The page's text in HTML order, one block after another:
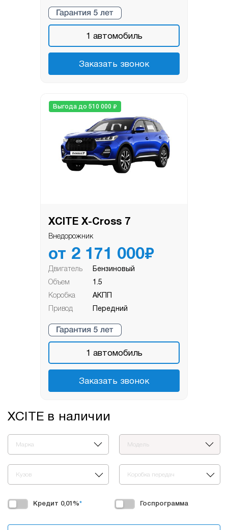
1 автомобиль
Заказать звонок
Выгода до 510 000 ₽
XСITE X-Cross 7
Внедорожник
от 2 171 000₽
Двигатель
Бензиновый
Объем
1.5
Коробка
АКПП
Привод
Передний
1 автомобиль
Заказать звонок
XСITE в наличии
Марка Модель
Кузов Коробка передач
Кредит 0,01%* Госпрограмма